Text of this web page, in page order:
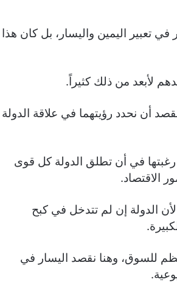
تعبير اليمين واليسار، بل كان هذا
لأبعد من ذلك كثيراً.
أن نحدد رؤيتهما في علاقة الدولة
رغبتها في أن تطلق الدولة كل قوى
الاقتصاد.
الدولة إن لم تتدخل في كبح
للسوق، وهنا نقصد اليسار في